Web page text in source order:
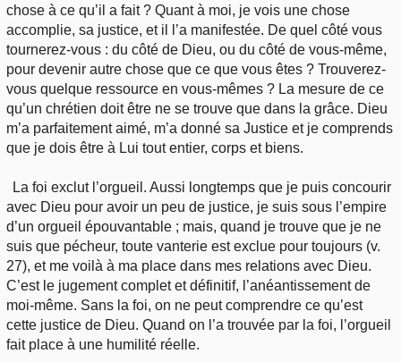
chose à ce qu’il a fait ? Quant à moi, je vois une chose
accomplie, sa justice, et il l’a manifestée. De quel côté vous
tournerez-vous : du côté de Dieu, ou du côté de vous-même,
pour devenir autre chose que ce que vous êtes ? Trouverez-
vous quelque ressource en vous-mêmes ? La mesure de ce
qu’un chrétien doit être ne se trouve que dans la grâce. Dieu
m’a parfaitement aimé, m’a donné sa Justice et je comprends
que je dois être à Lui tout entier, corps et biens.
La foi exclut l’orgueil. Aussi longtemps que je puis concourir
avec Dieu pour avoir un peu de justice, je suis sous l’empire
d’un orgueil épouvantable ; mais, quand je trouve que je ne
suis que pécheur, toute vanterie est exclue pour toujours (v.
27), et me voilà à ma place dans mes relations avec Dieu.
C’est le jugement complet et définitif, l’anéantissement de
moi-même. Sans la foi, on ne peut comprendre ce qu’est
cette justice de Dieu. Quand on l’a trouvée par la foi, l’orgueil
fait place à une humilité réelle.